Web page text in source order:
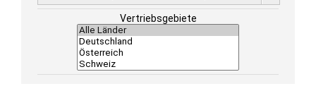
Vertriebsgebiete